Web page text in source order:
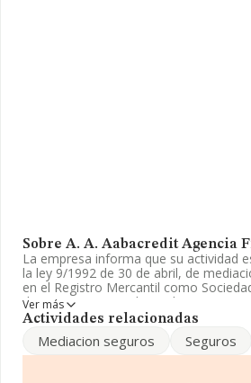
Sobre A. A. Aabacredit Agencia
La empresa informa que su actividad
la ley 9/1992 de 30 de abril, de
en el Registro Mercantil como
de agentes y corredores de seguros'
importación y/o exportación.
La sociedad españolaA. A.
tiene domicilio fiscal en Avenida
Ver más
Actividades relacionadas
Mediacion seguros Seguros